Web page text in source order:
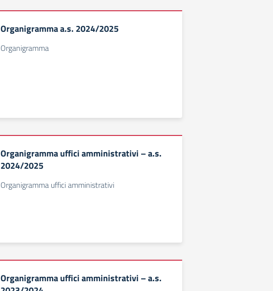
Organigramma a.s. 2024/2025
Organigramma
Organigramma uffici amministrativi – a.s.
2024/2025
Organigramma uffici amministrativi
Organigramma uffici amministrativi – a.s.